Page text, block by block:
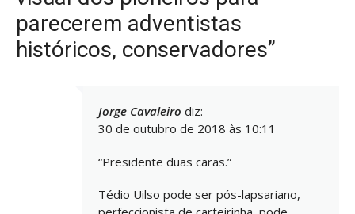
parecerem adventistas
históricos, conservadores”
Jorge Cavaleiro diz:
30 de outubro de 2018 às 10:11
“Presidente duas caras.”
Tédio Uilso pode ser pós-lapsariano,